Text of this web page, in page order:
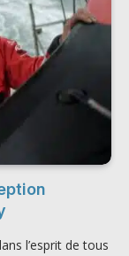
l’esprit de tous